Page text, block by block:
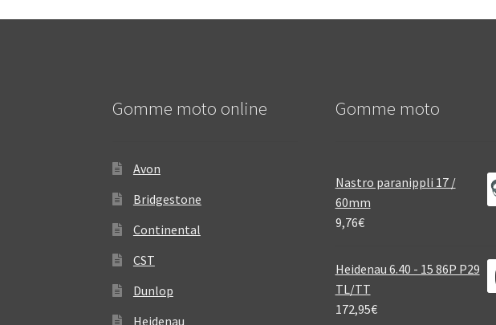
Gomme moto online
Avon
Bridgestone
Continental
CST
Dunlop
Heidenau
Gomme moto
Nastro paranippli 17 /
60mm
9,76€
Heidenau 6.40 - 15 86P P29
TL/TT
172,95€